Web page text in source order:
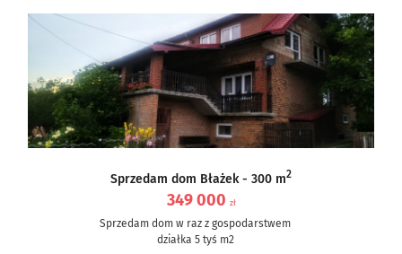
Sprzedam dom Błażek - 300 m2
349 000 zł
Sprzedam dom w raz z gospodarstwem
działka 5 tyś m2